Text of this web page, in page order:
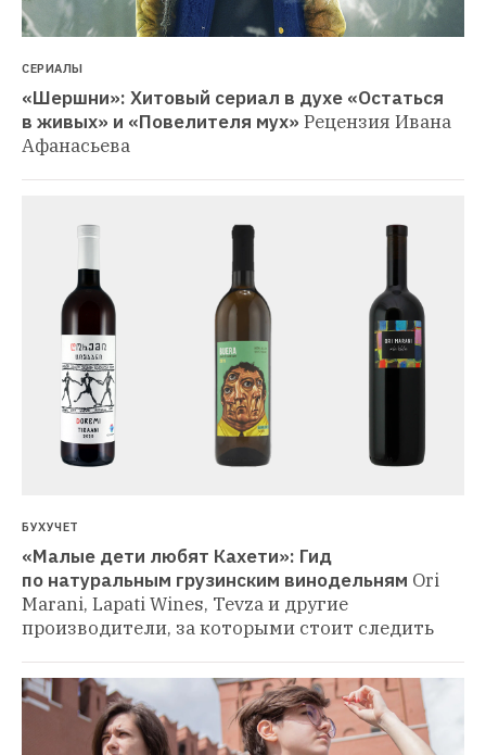
СЕРИАЛЫ
«Шершни»: Хитовый сериал в духе «Остаться
в живых» и «Повелителя мух» Рецензия Ивана
Афанасьева
БУХУЧЕТ
«Малые дети любят Кахети»: Гид
по натуральным грузинским винодельням Ori
Marani, Lapati Wines, Tevza и другие
производители, за которыми стоит следить